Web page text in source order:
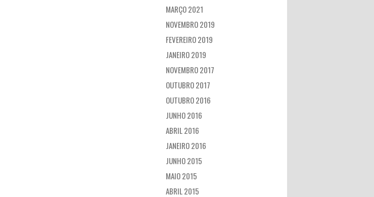
MARÇO 2021
NOVEMBRO 2019
FEVEREIRO 2019
JANEIRO 2019
NOVEMBRO 2017
OUTUBRO 2017
OUTUBRO 2016
JUNHO 2016
ABRIL 2016
JANEIRO 2016
JUNHO 2015
MAIO 2015
ABRIL 2015